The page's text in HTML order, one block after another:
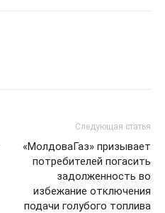
Следующая статья
«МолдоваГаз» призывает
потребителей погасить
задолженность во
избежание отключения
подачи голубого топлива